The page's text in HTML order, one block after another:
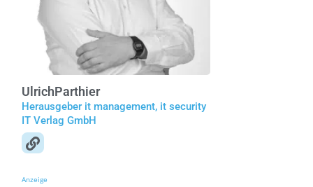
UlrichParthier
Herausgeber it management, it security
IT Verlag GmbH
Anzeige